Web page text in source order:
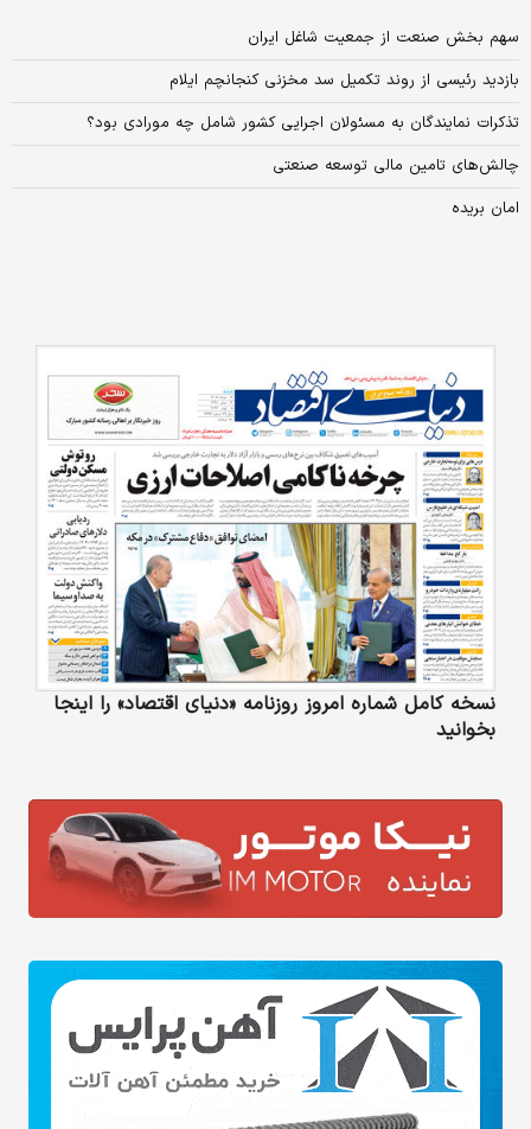
سهم بخش صنعت از جمعیت شاغل ایران
بازدید رئیسی از روند تکمیل سد مخزنی کنجانچم ایلام
تذکرات نمایندگان به مسئولان اجرایی کشور شامل چه مورادی بود؟
چالش‌های تامین مالی توسعه صنعتی
امان بریده
نسخه کامل شماره امروز روزنامه «دنیای‌ اقتصاد» را اینجا
بخوانید